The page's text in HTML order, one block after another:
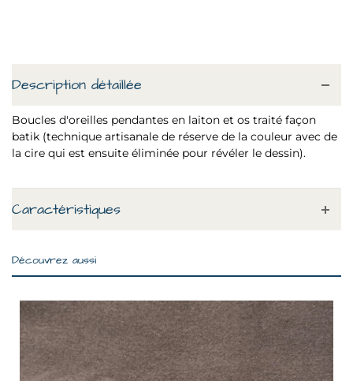
Description détaillée
Boucles d'oreilles pendantes en laiton et os traité façon
batik (technique artisanale de réserve de la couleur avec de
la cire qui est ensuite éliminée pour révéler le dessin).
Caractéristiques
Découvrez aussi